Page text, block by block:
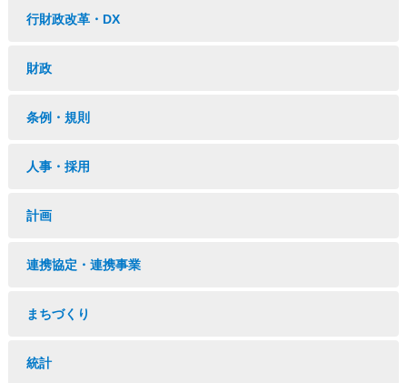
行財政改革・DX
財政
条例・規則
人事・採用
計画
連携協定・連携事業
まちづくり
統計